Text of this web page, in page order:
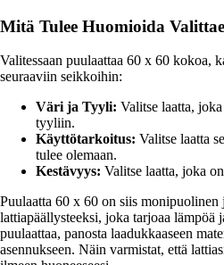
Mitä Tulee Huomioida
Valitessaan puulaattaa 60 x 60 kokoa,
seuraaviin seikkoihin:
Väri ja Tyyli: Valitse laatta,
tyyliin.
Käyttötarkoitus: Valitse laatta
tulee olemaan.
Kestävyys: Valitse laatta, joka
Puulaatta 60 x 60 on siis monipuolinen
lattiapäällysteeksi, joka tarjoaa lämpöä
puulaattaa, panosta laadukkaaseen
asennukseen. Näin varmistat, että